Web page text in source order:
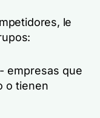
le
- empresas que
o tienen